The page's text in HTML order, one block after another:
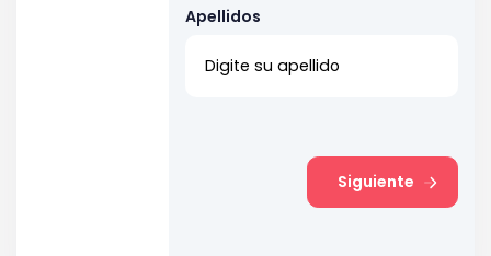
Apellidos
Siguiente